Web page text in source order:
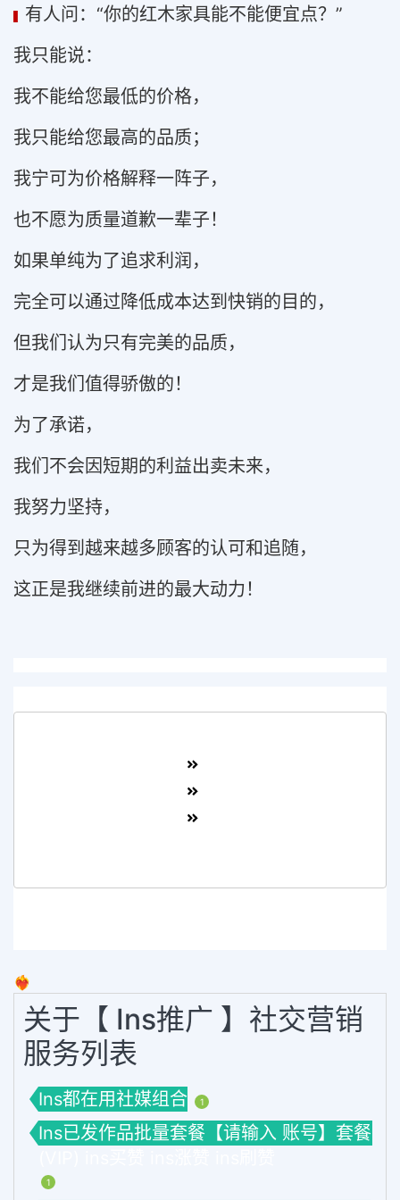
有人问：“你的红木家具能不能便宜点？”
我只能说：
我不能给您最低的价格，
我只能给您最高的品质；
我宁可为价格解释一阵子，
也不愿为质量道歉一辈子！
如果单纯为了追求利润，
完全可以通过降低成本达到快销的目的，
但我们认为只有完美的品质，
才是我们值得骄傲的！
为了承诺，
我们不会因短期的利益出卖未来，
我努力坚持，
只为得到越来越多顾客的认可和追随，
这正是我继续前进的最大动力！
❤️‍🔥
关于【 Ins推广 】社交营销
服务列表
Ins都在用社媒组合 1
Ins已发作品批量套餐【请输入 账号】套餐
1